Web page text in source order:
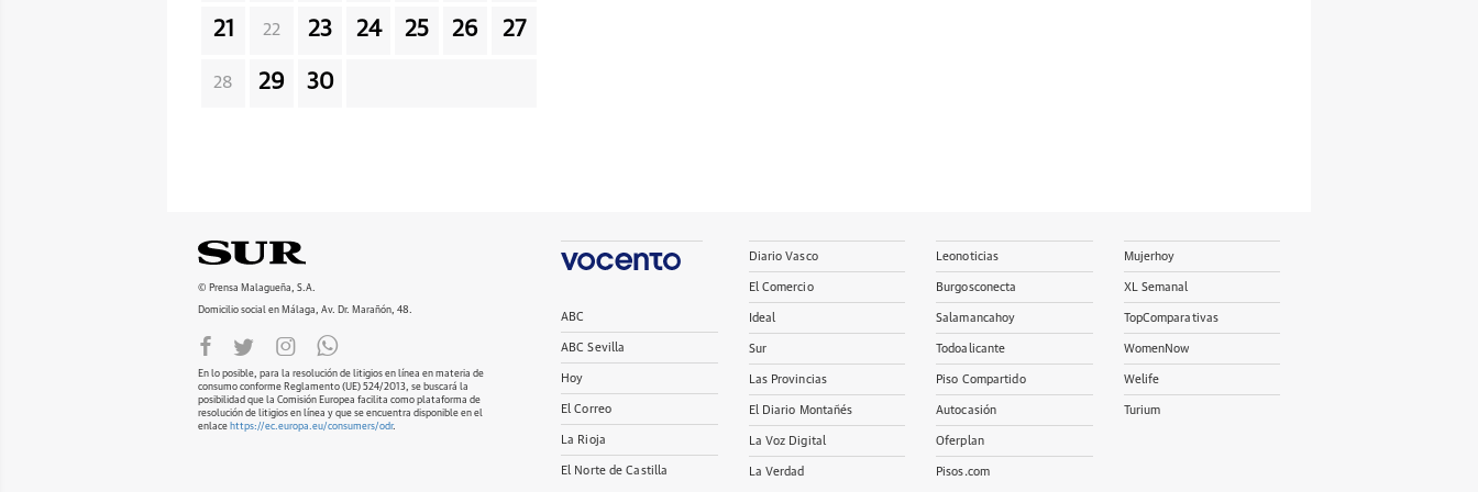
21 22 23 24 25 26 27
28 29 30
© Prensa Malagueña, S.A.
Domicilio social en Málaga, Av. Dr. Marañón, 48.
En lo posible, para la resolución de litigios en línea en materia de
consumo conforme Reglamento (UE) 524/2013, se buscará la
posibilidad que la Comisión Europea facilita como plataforma de
resolución de litigios en línea y que se encuentra disponible en el
enlace https://ec.europa.eu/consumers/odr.
ABC
ABC Sevilla
Hoy
El Correo
La Rioja
El Norte de Castilla
Diario Vasco
El Comercio
Ideal
Sur
Las Provincias
El Diario Montañés
La Voz Digital
La Verdad
Leonoticias
Burgosconecta
Salamancahoy
Todoalicante
Piso Compartido
Autocasión
Oferplan
Pisos.com
Mujerhoy
XL Semanal
TopComparativas
WomenNow
Welife
Turium